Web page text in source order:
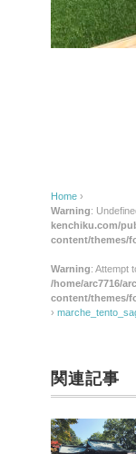
Home ›
Warning:
kenchiku.com/
content/themes/
Warning: Attempt
/home/arc7716/
content/themes/
›
関連記事